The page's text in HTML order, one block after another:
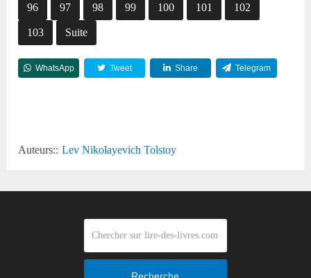
96 97 98 99 100 101 102
103 Suite
WhatsApp Tweet Share Telegram
Auteurs:: Lev Nikolayevich Tolstoy